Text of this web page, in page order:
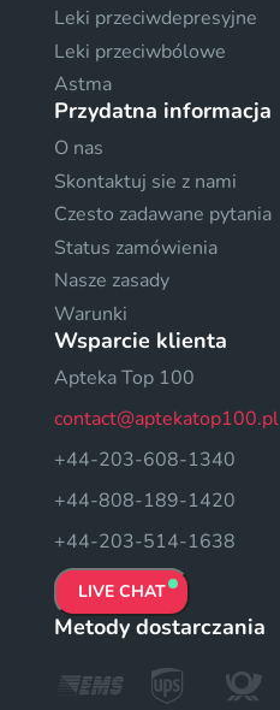
Leki przeciwdepresyjne
Leki przeciwbólowe
Astma
Przydatna informacja
O nas
Skontaktuj sie z nami
Czesto zadawane pytania
Status zamówienia
Nasze zasady
Warunki
Wsparcie klienta
Apteka Top 100
contact@aptekatop100.pl
+44-203-608-1340
+44-808-189-1420
+44-203-514-1638
LIVE CHAT
Metody dostarczania